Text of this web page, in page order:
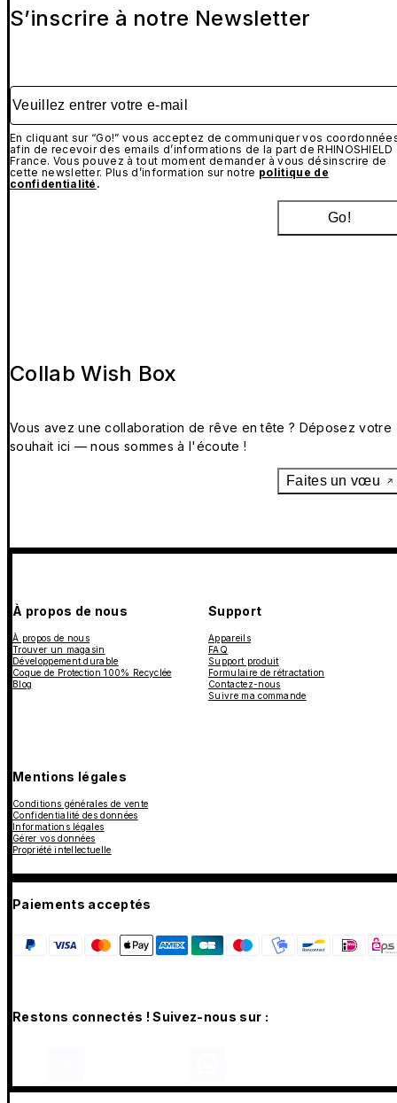
S’inscrire à notre Newsletter
Veuillez entrer votre e-mail
En cliquant sur “Go!” vous acceptez de communiquer vos
afin de recevoir des emails d’informations de la part de RHINOSHIELD
France. Vous pouvez à tout moment demander à vous désinscrire de
cette newsletter. Plus d’information sur notre politique de
confidentialité .
Go!
Collab Wish Box
Vous avez une collaboration de rêve en tête ? Déposez votre
souhait ici — nous sommes à l'écoute !
Faites un vœu
À propos de nous
À propos de nous
Trouver un magasin
Développement durable
Coque de Protection 100% Recyclée
Blog
Support
Appareils
FAQ
Support produit
Formulaire de rétractation
Contactez-nous
Suivre ma commande
Mentions légales
Conditions générales de vente
Confidentialité des données
Informations légales
Gérer vos données
Propriété intellectuelle
Paiements acceptés
Restons connectés ! Suivez-nous sur :